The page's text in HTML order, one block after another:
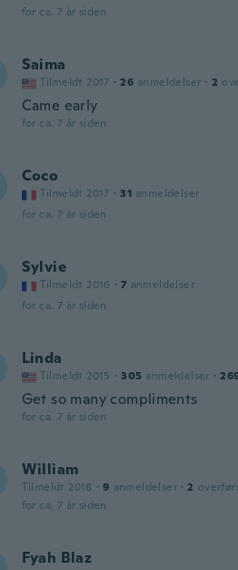
for ca. 7 år siden
Saima
Tilmeldt 2017 · 26 anmeldelser · 2
Came early
for ca. 7 år siden
Coco
Tilmeldt 2017 · 31 anmeldelser
for ca. 7 år siden
Sylvie
Tilmeldt 2016 · 7 anmeldelser
for ca. 7 år siden
Linda
Tilmeldt 2015 · 305 anmeldelser ·
Get so many compliments
for ca. 7 år siden
William
Tilmeldt 2018 · 9 anmeldelser · 2
for ca. 7 år siden
Fyah Blaz